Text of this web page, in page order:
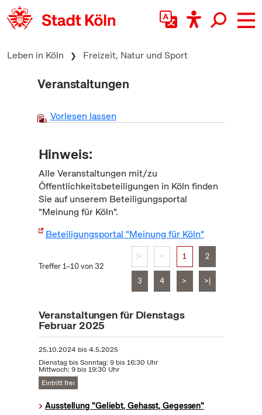
zum Inhalt springen
Leben in Köln Freizeit, Natur und Sport
Veranstaltungen
Vorlesen lassen
Hinweis:
Alle Veranstaltungen mit/zu
Öffentlichkeitsbeteiligungen in Köln finden
Sie auf unserem Beteiligungsportal
"Meinung für Köln".
Beteiligungsportal "Meinung für Köln"
Treffer 1–10 von 32
|< < 1 2
3 4 > >|
Veranstaltungen für Dienstags
Februar 2025
25.10.2024 bis4.5.2025
Dienstag bis Sonntag: 9 bis 16:30 Uhr
Mittwoch: 9 bis 19:30 Uhr
Eintritt frei
Ausstellung "Geliebt, Gehasst, Gegessen"